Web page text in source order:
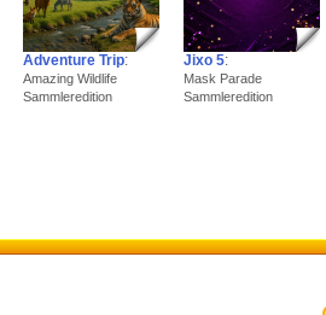
Adventure Trip:
Amazing Wildlife
Sammleredition
Jixo 5:
Mask Parade
Sammleredition